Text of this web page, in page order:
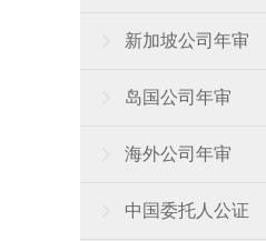
新加坡公司年审
岛国公司年审
海外公司年审
中国委托人公证